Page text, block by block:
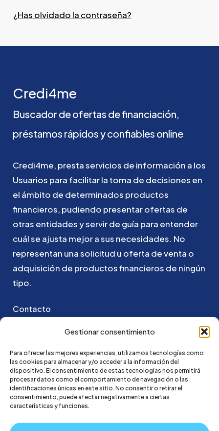
Gestionar consentimiento
Para ofrecer las mejores experiencias, utilizamos tecnologías como
las cookies para almacenar y/o acceder a la información del
dispositivo. El consentimiento de estas tecnologías nos permitirá
procesar datos como el comportamiento de navegación o las
identificaciones únicas en este sitio. No consentir o retirar el
consentimiento, puede afectar negativamente a ciertas
características y funciones.
¿Has olvidado la contraseña?
Credi4me
Buscadordeofertas definanciación,
préstamos rápidosyconfiables online
Credi4me, prestaservicios de información a los
Usuarios para facilitarla toma de decisiones en
el ámbito de determinados productos
financieros, pudiendo presentarofertas de
otras entidadesyservirde guía para entender
cuálse ajusta mejorasus necesidades. No
representan unasolicitud u oferta deventa o
adquisición de productosfinancieros de ningún
tipo.
Contacto
Puedes ponerte en contacto con nosotros
hola@credi4me.com